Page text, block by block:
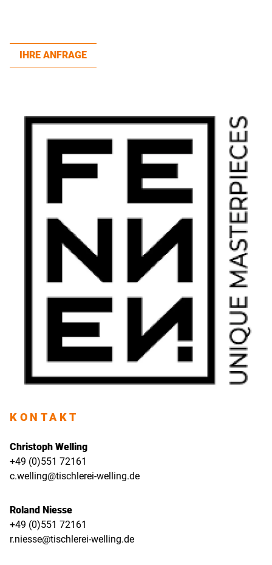
IHRE ANFRAGE
KONTAKT
Christoph Welling
+49 (0)551 72161
c.welling@tischlerei-welling.de
Roland Niesse
+49 (0)551 72161
r.niesse@tischlerei-welling.de